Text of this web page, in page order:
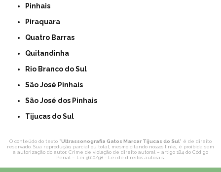
Pinhais
Piraquara
Quatro Barras
Quitandinha
Rio Branco do Sul
São José Pinhais
São José dos Pinhais
Tijucas do Sul
O conteúdo do texto "Ultrassonografia Gatos Marcar Tijucas do Sul" é de direito
reservado. Sua reprodução, parcial ou total, mesmo citando nossos links, é proibida sem
a autorização do autor. Crime de violação de direito autoral – artigo 184 do Código
Penal – Lei 9610/98 - Lei de direitos autorais